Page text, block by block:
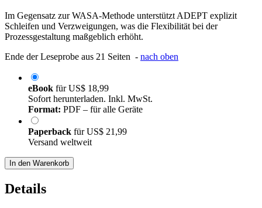
Im Gegensatz zur WASA-Methode unterstützt ADEPT explizit
Schleifen und Verzweigungen, was die Flexibilität bei der
Prozessgestaltung maßgeblich erhöht.
Ende der Leseprobe aus 21 Seiten - nach oben
eBook fürUS$ 18,99
Sofort herunterladen. Inkl. MwSt.
Format: PDF – für alle Geräte
Paperback fürUS$ 21,99
Versand weltweit
In den Warenkorb
Details